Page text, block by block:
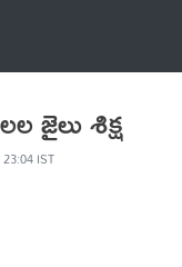
జైలు శిక్ష
IST